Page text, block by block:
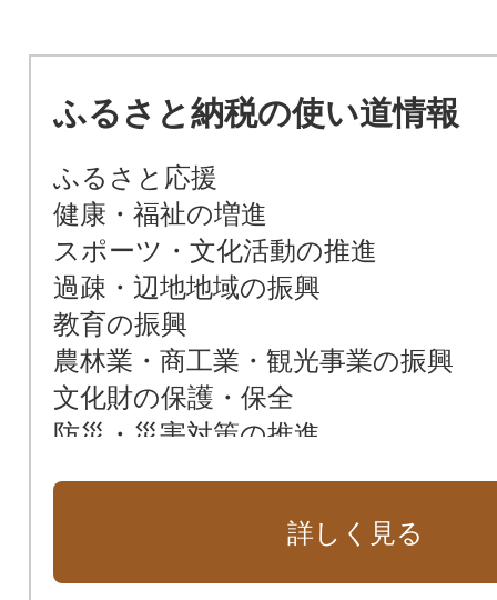
ふるさと納税の使い道情報
ふるさと応援
健康・福祉の増進
スポーツ・文化活動の推進
過疎・辺地地域の振興
教育の振興
農林業・商工業・観光事業の振興
文化財の保護・保全
防災・災害対策の推進
詳しく見る